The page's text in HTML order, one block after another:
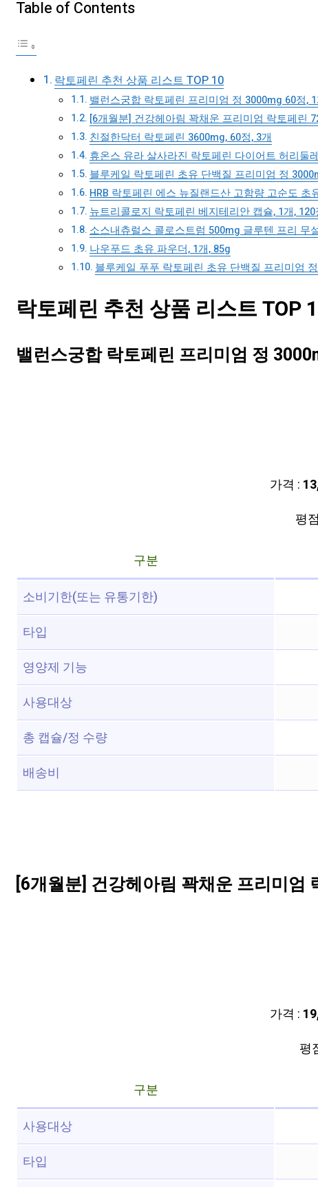
Table of Contents
락토페린 추천 상품 리스트 TOP 10
밸런스궁합 락토페린 프리미엄 정 3000mg 60정,
[6개월분] 건강헤아림 꽉채운 프리미엄 락토페린
친절한닥터 락토페린 3600mg, 60정, 3개
휴온스 유라 살사라진 락토페린 다이어트 허리둘
블루케일 락토페린 초유 단백질 프리미엄 정
HRB 락토페린 에스 뉴질랜드산 고함량 고순도 초
뉴트리콜로지 락토페린 베지테리안 캡슐, 1개, 120
소스내츄럴스 콜로스트럼 500mg 글루텐 프리 무
나우푸드 초유 파우더, 1개, 85g
블루케일 푸푸 락토페린 초유 단백질 프리미엄
락토페린 추천 상품 리스트 TOP
밸런스궁합 락토페린 프리미엄 정
가격 :
평
구분
소비기한(또는 유통기한)
타입
영양제 기능
사용대상
총 캡슐/정 수량
배송비
[6개월분] 건강헤아림 꽉채운 프리미
가격 :
평
구분
사용대상
타입